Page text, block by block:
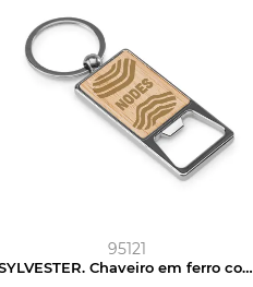
95121
Chaveiro em ferro com